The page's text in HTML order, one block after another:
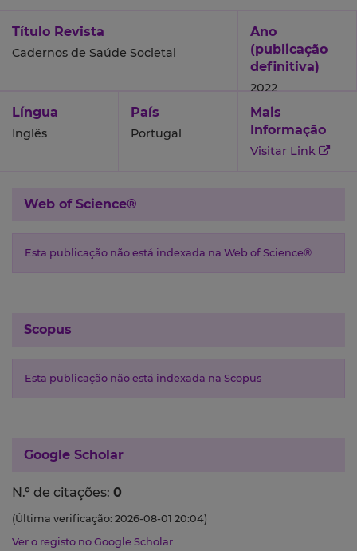
Título Revista
Cadernos de Saúde Societal
Ano
(publicação
definitiva)
2022
Língua
Inglês
País
Portugal
Mais
Informação
Visitar Link
Web of Science®
Esta publicação não está indexada na Web of Science®
Scopus
Esta publicação não está indexada na Scopus
Google Scholar
N.º de citações: 0
(Última verificação: 2026-08-01 20:04)
Ver o registo no Google Scholar